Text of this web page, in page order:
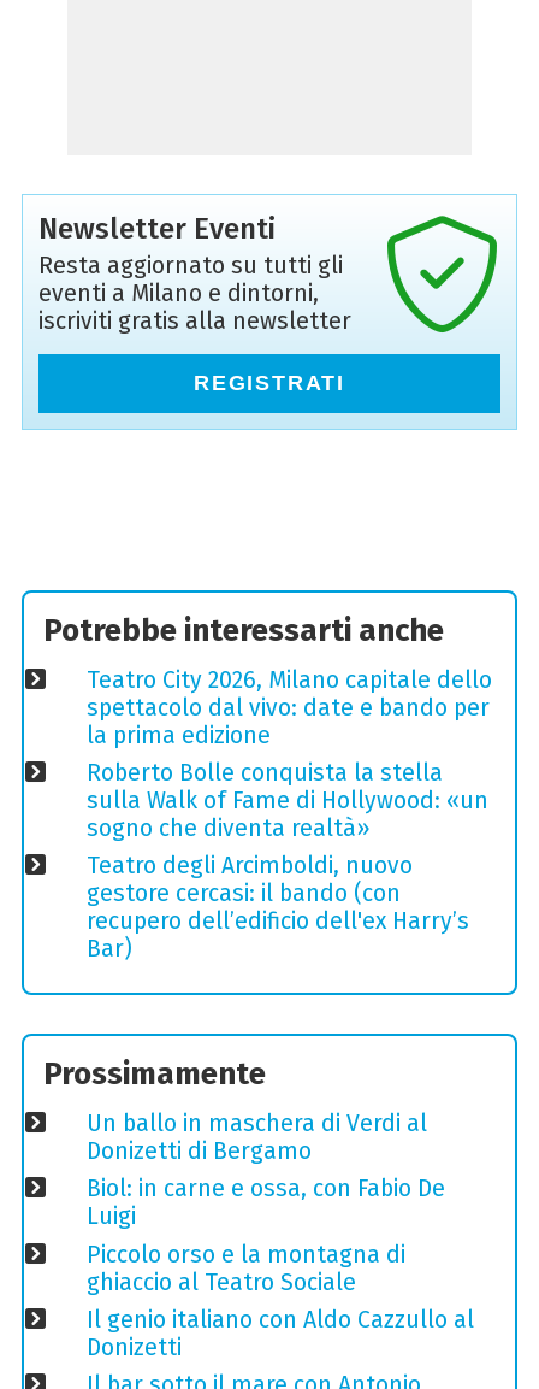
Newsletter Eventi
Resta aggiornato su tutti gli
eventi a Milano e dintorni,
iscriviti gratis alla newsletter
REGISTRATI
Potrebbe interessarti anche
Teatro City 2026, Milano capitale dello
spettacolo dal vivo: date e bando per
la prima edizione
Roberto Bolle conquista la stella
sulla Walk of Fame di Hollywood: «un
sogno che diventa realtà»
Teatro degli Arcimboldi, nuovo
gestore cercasi: il bando (con
recupero dell’edificio dell'ex Harry’s
Bar)
Prossimamente
Un ballo in maschera di Verdi al
Donizetti di Bergamo
Biol: in carne e ossa, con Fabio De
Luigi
Piccolo orso e la montagna di
ghiaccio al Teatro Sociale
Il genio italiano con Aldo Cazzullo al
Donizetti